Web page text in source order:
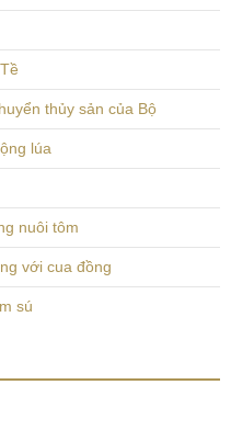
thủy sản của Bộ
lúa
nuôi tôm
với cua đồng
sú